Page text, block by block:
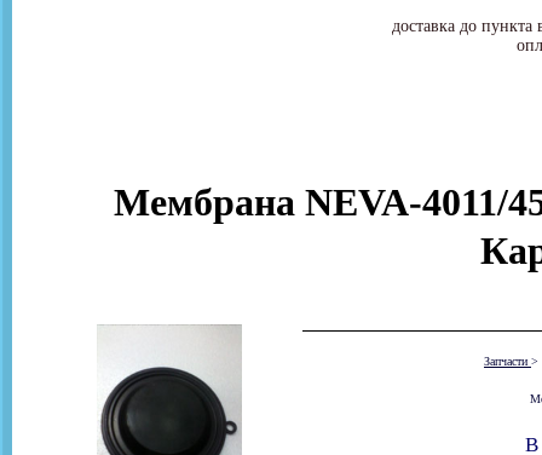
доставка до
Мембрана NEVA-4011/
Запчасти >
В